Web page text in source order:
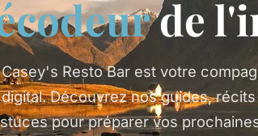
de
Casey's Resto Bar est votre
digital. Découvrez nos guides,
pour préparer vos